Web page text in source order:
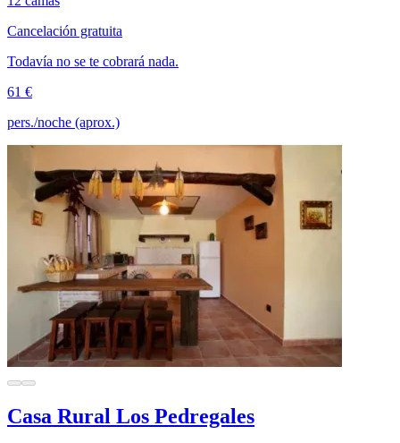
Cancelación gratuita
Todavía no se te cobrará nada.
61 €
pers./noche (aprox.)
Casa Rural Los Pedregales